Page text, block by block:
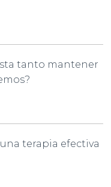
tanto mantener
terapia efectiva